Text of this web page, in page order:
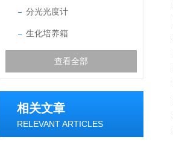
分光光度计
生化培养箱
查看全部
相关文章
RELEVANT ARTICLES